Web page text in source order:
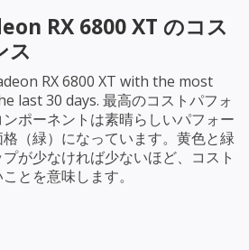
RX 6800 XT のコス
ス
RX 6800 XT with the most
last 30 days. 最高のコストパフォ
ポーネントは素晴らしいパフォー
（緑）になっています。黄色と緑
が少なければ少ないほど、コスト
とを意味します。